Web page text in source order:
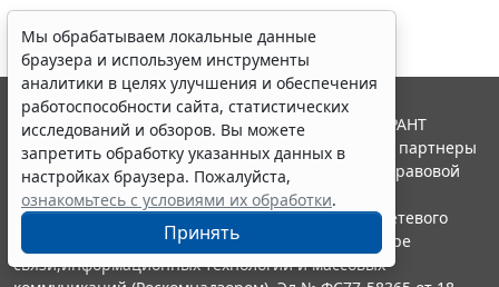
Мы обрабатываем локальные данные
браузера и используем инструменты
аналитики в целях улучшения и обеспечения
работоспособности сайта, статистических
исследований и обзоров. Вы можете
запретить обработку указанных данных в
настройках браузера. Пожалуйста,
ознакомьтесь с условиями их обработки.
Принять
© ООО "НПП "ГАРАНТ-СЕРВИС", 2026. Система ГАРАНТ
выпускается с 1990 года. Компания "Гарант" и ее партнеры
являются участниками Российской ассоциации правовой
информации ГАРАНТ.
Портал ГАРАНТ.РУ зарегистрирован в качестве сетевого
издания Федеральной службой по надзору в сфере
связи,информационных технологий и массовых